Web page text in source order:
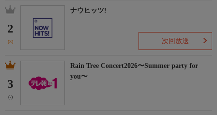
2
(3)
ナウヒッツ!
次回放送
3
(-)
Rain Tree Concert2026〜Summer party for
you〜